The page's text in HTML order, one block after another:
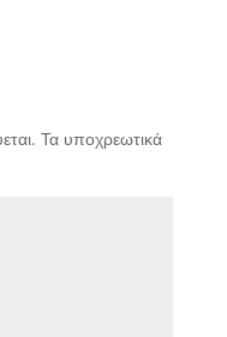
Τα υποχρεωτικά